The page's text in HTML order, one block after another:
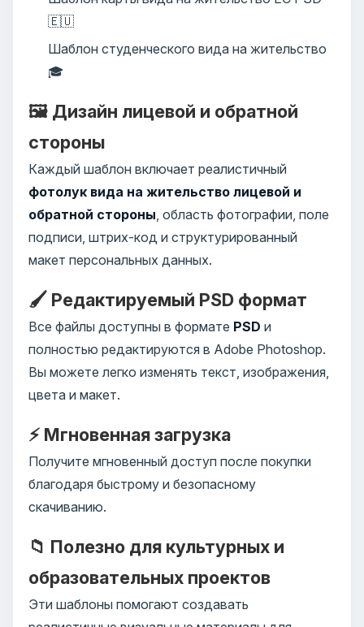
🇪🇺
Шаблон студенческого вида на жительство
🎓
🖼️ Дизайн лицевой и обратной
стороны
Каждый шаблон включает реалистичный
фотолук вида на жительство лицевой и
обратной стороны , область фотографии, поле
подписи, штрих-код и структурированный
макет персональных данных.
🖌️ Редактируемый PSD формат
Все файлы доступны в формате PSD и
полностью редактируются в Adobe Photoshop.
Вы можете легко изменять текст, изображения,
цвета и макет.
⚡ Мгновенная загрузка
Получите мгновенный доступ после покупки
благодаря быстрому и безопасному
скачиванию.
📁 Полезно для культурных и
образовательных проектов
Эти шаблоны помогают создавать